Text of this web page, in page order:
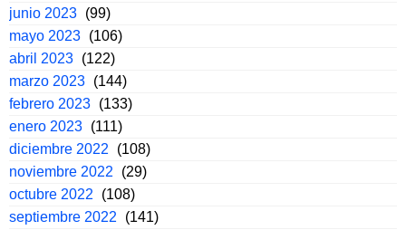
junio 2023 (99)
mayo 2023 (106)
abril 2023 (122)
marzo 2023 (144)
febrero 2023 (133)
enero 2023 (111)
diciembre 2022
(108)
noviembre 2022
(29)
octubre 2022
(108)
septiembre 2022
(141)